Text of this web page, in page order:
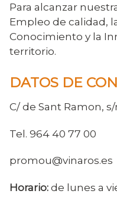
Para alcanzar
Empleo de calidad,
Conocimiento y la
territorio.
DATOS DE
C/ de Sant Ramon, s/
Tel. 964 40 77 00
promou@vinaros.es
Horario:de lunes a